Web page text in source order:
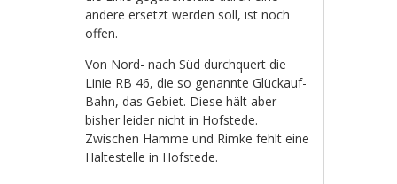
andere ersetzt werden soll, ist noch
offen.
Von Nord- nach Süd durchquert die
Linie RB 46, die so genannte Glückauf-
Bahn, das Gebiet. Diese hält aber
bisher leider nicht in Hofstede.
Zwischen Hamme und Rimke fehlt eine
Haltestelle in Hofstede.